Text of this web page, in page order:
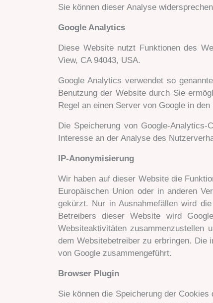
Sie können dieser Analyse
Google Analytics
Diese Website nutzt Funktionen des
View, CA 94043, USA.
Google Analytics verwendet so
Benutzung der Website durch Sie
Regel an einen Server von Google in
Die Speicherung von Google-
Interesse an der Analyse des
IP-Anonymisierung
Wir haben auf dieser Website die
Europäischen Union oder in anderen
gekürzt. Nur in Ausnahmefällen wird
Betreibers dieser Website wird
Websiteaktivitäten zusammenzustellen
dem Websitebetreiber zu erbringen. Die
von Google zusammengeführt.
Browser Plugin
Sie können die Speicherung der